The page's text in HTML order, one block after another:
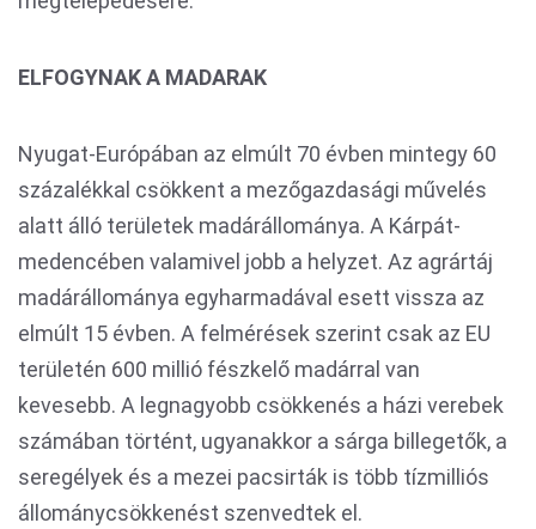
ELFOGYNAK A MADARAK
Nyugat-Európában az elmúlt 70 évben mintegy 60
százalékkal csökkent a mezőgazdasági művelés
alatt álló területek madárállománya. A Kárpát-
medencében valamivel jobb a helyzet. Az agrártáj
madárállománya egyharmadával esett vissza az
elmúlt 15 évben. A felmérések szerint csak az EU
területén 600 millió fészkelő madárral van
kevesebb. A legnagyobb csökkenés a házi verebek
számában történt, ugyanakkor a sárga billegetők, a
seregélyek és a mezei pacsirták is több tízmilliós
állománycsökkenést szenvedtek el.